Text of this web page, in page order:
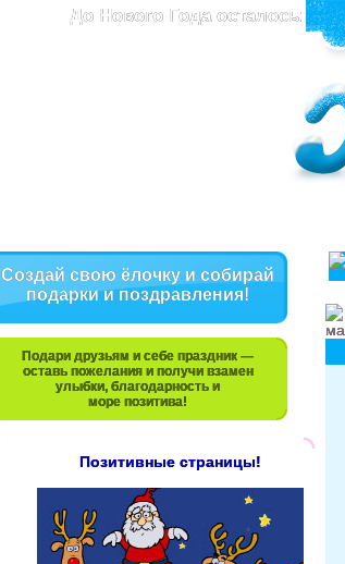
До Нового Года осталось:
Создай свою ёлочку и собирай
подарки и поздравления!
Подари друзьям и себе праздник —
оставь пожелания и получи взамен
улыбки, благодарность и
море позитива!
Позитивные страницы!